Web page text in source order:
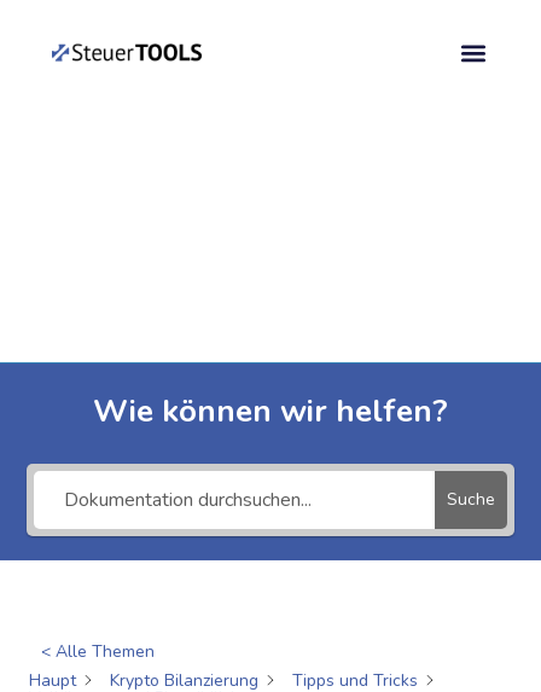
Wie können wir helfen?
Suche
< Alle Themen
Haupt
Krypto Bilanzierung
Tipps und Tricks